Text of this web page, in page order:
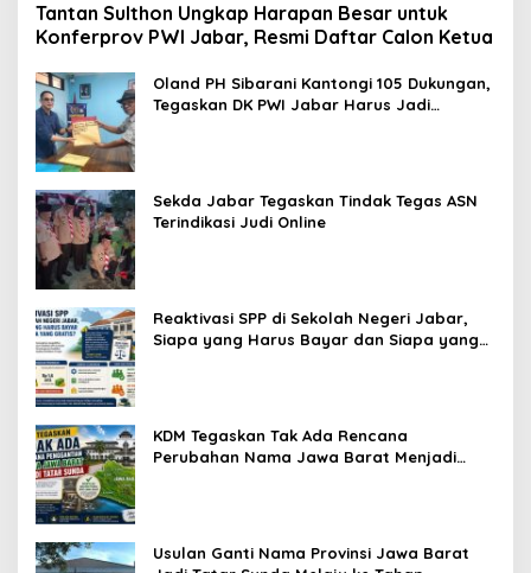
Tantan Sulthon Ungkap Harapan Besar untuk
Konferprov PWI Jabar, Resmi Daftar Calon Ketua
Oland PH Sibarani Kantongi 105 Dukungan,
Tegaskan DK PWI Jabar Harus Jadi
Sekda Jabar Tegaskan Tindak Tegas ASN
Terindikasi Judi Online
Reaktivasi SPP di Sekolah Negeri Jabar,
Siapa yang Harus Bayar dan Siapa yang
KDM Tegaskan Tak Ada Rencana
Perubahan Nama Jawa Barat Menjadi
Usulan Ganti Nama Provinsi Jawa Barat